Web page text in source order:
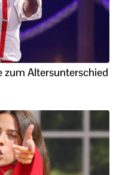
zum Altersunterschied